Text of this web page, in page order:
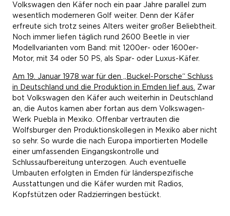
Volkswagen den Käfer noch ein paar Jahre parallel zum
wesentlich moderneren Golf weiter. Denn der Käfer
erfreute sich trotz seines Alters weiter großer Beliebtheit.
Noch immer liefen täglich rund 2600 Beetle in vier
Modellvarianten vom Band: mit 1200er- oder 1600er-
Motor, mit 34 oder 50 PS, als Spar- oder Luxus-Käfer.
Am 19. Januar 1978 war für den „Buckel-Porsche“ Schluss
in Deutschland und die Produktion in Emden lief aus. Zwar
bot Volkswagen den Käfer auch weiterhin in Deutschland
an, die Autos kamen aber fortan aus dem Volkswagen-
Werk Puebla in Mexiko. Offenbar vertrauten die
Wolfsburger den Produktionskollegen in Mexiko aber nicht
so sehr. So wurde die nach Europa importierten Modelle
einer umfassenden Eingangskontrolle und
Schlussaufbereitung unterzogen. Auch eventuelle
Umbauten erfolgten in Emden für länderspezifische
Ausstattungen und die Käfer wurden mit Radios,
Kopfstützen oder Radzierringen bestückt.